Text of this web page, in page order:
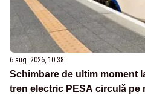
6 aug. 2026, 10:38
Schimbare de ultim moment
tren electric PESA circulă